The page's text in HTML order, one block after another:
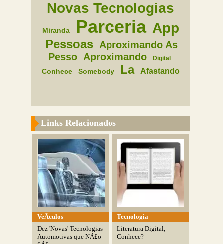
Novas Tecnologias
Miranda Parceria App
Pessoas Aproximando As
Pesso Aproximando Digital
Conhece Somebody La Afastando
Links Relacionados
VeÃ­culos
Dez 'Novas' Tecnologias
Automotivas que NÃ£o
Tecnologia
Literatura Digital,
Conhece?